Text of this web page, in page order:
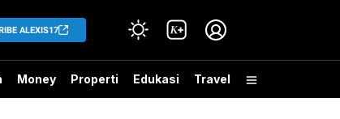
ALEXIS17
Money Properti Edukasi Travel